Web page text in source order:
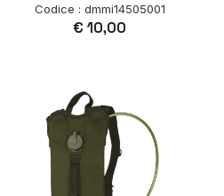
Codice : dmmi14505001
€ 10,00